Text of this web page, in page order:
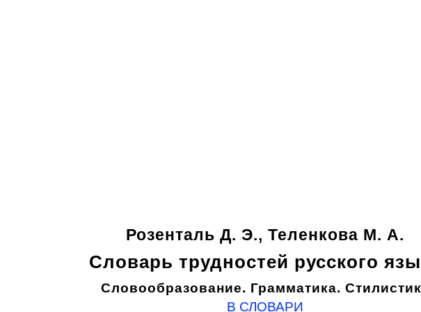
Розенталь Д. Э., Теленкова М. А.
Словарь трудностей русского
Словообразование. Грамматика.
В СЛОВАРИ